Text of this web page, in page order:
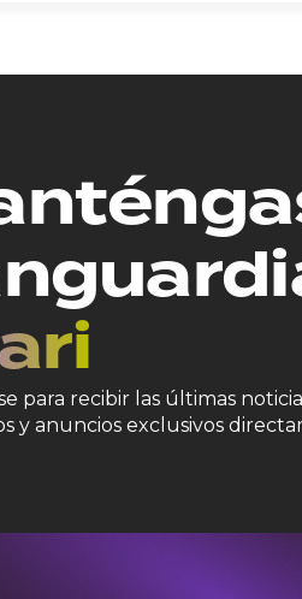
para recibir las últimas
y anuncios exclusivos